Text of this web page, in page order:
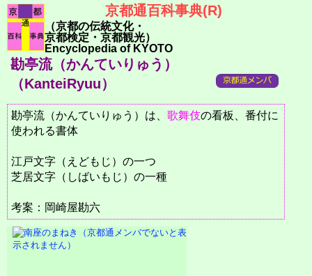
京都通百科事典(R)
（京都の伝統文化・
京都検定・京都観光）
Encyclopedia of KYOTO
勘亭流（かんていりゅう）
（KanteiRyuu）
勘亭流（かんていりゅう）は、 歌舞伎の看板、番付に
使われる書体
江戸文字（えどもじ）の一つ
芝居文字（しばいもじ）の一種
考案：岡崎屋勘六